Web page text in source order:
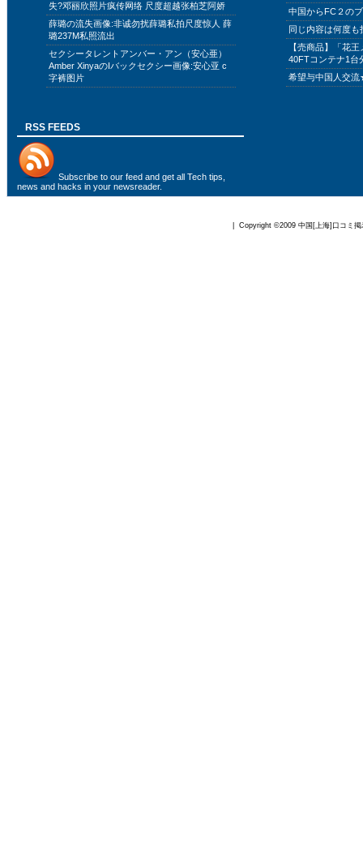
失?邓丽欣照片疯传网络 尺度超越张柏芝阿娇
薛璐の流失画像:非诚勿扰薛璐私拍尺度惊人 薛
璐237M私照流出
セクシータレントアンバー・アン（安心亜）
Amber XinyaのIバックセクシー画像:安心亚 c
字裤图片
中国からFC２の
同じ内容は何度
【売商品】「花
40FTコンテナ1台
希望与中国人交
RSS FEEDS
Subscribe to our feed and get all Tech tips,
news and hacks in your newsreader.
| Copyright ©2009 中国[上海]口コミ掲